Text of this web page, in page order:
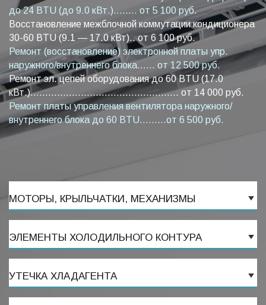
до 24 BTU (до 9.0 кВт.)........ от 5 100 руб.
Восстановление межблочной коммутации кондиционера
30-60 BTU (9.1 — 17.0 кВт).. от 6 100 руб.
Ремонт (восстановление) электронной платы упр.
наружного/внутреннего блока...... от 12 500 руб.
Ремонт эл. цепей оборудования до 60 BTU (17.0
кВт.).................................................. от 14 000 руб.
Ремонт платы управления вентилятора наружного/
внутреннего блока до 60 BTU.........от 6 500 руб.
МОТОРЫ, КРЫЛЬЧАТКИ, МЕХАНИЗМЫ
ЭЛЕМЕНТЫ ХОЛОДИЛЬНОГО КОНТУРА
УТЕЧКА ХЛАДАГЕНТА